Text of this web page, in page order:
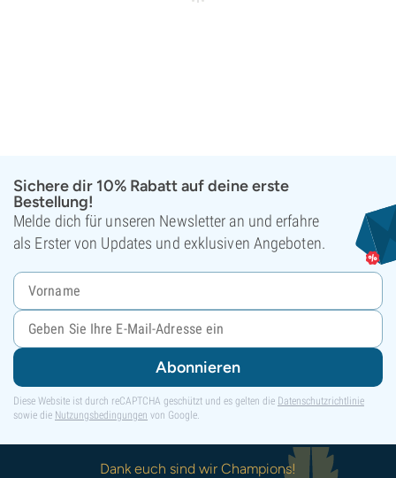
Sichere dir 10% Rabatt auf deine erste
Bestellung!
Melde dich für unseren Newsletter an und erfahre
als Erster von Updates und exklusiven Angeboten.
Abonnieren
Diese Website ist durch reCAPTCHA geschützt und es gelten die Datenschutzrichtlinie
sowie die Nutzungsbedingungen von Google.
Dank euch sind wir Champions!